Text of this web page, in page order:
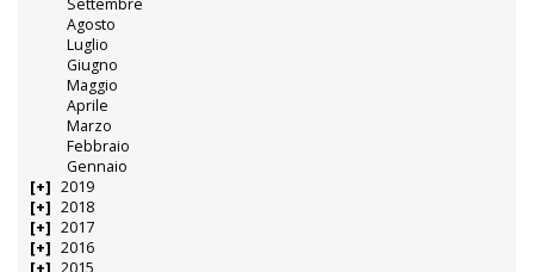
Settembre
Agosto
Luglio
Giugno
Maggio
Aprile
Marzo
Febbraio
Gennaio
2019
2018
2017
2016
2015